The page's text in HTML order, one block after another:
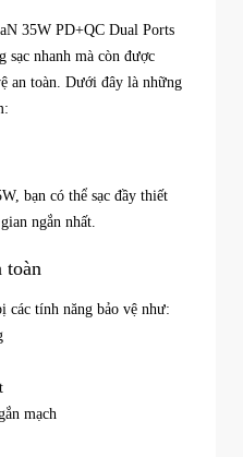
35W PD+QC Dual Ports
sạc nhanh mà còn được
an toàn. Dưới đây là những
bạn có thể sạc đầy thiết
ngắn nhất.
toàn
các tính năng bảo vệ như:
mạch